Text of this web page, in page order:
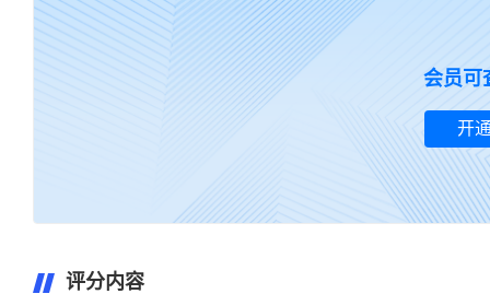
会员可
开
暂无要求明细~
评分内容